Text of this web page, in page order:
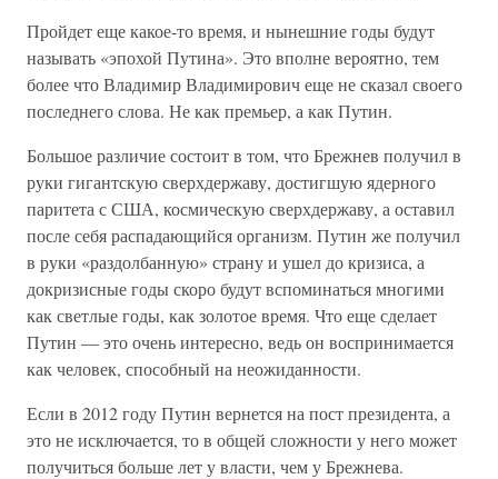
Пройдет еще какое-то время, и нынешние годы будут
называть «эпохой Путина». Это вполне вероятно, тем
более что Владимир Владимирович еще не сказал своего
последнего слова. Не как премьер, а как Путин.
Большое различие состоит в том, что Брежнев получил в
руки гигантскую сверхдержаву, достигшую ядерного
паритета с США, космическую сверхдержаву, а оставил
после себя распадающийся организм. Путин же получил
в руки «раздолбанную» страну и ушел до кризиса, а
докризисные годы скоро будут вспоминаться многими
как светлые годы, как золотое время. Что еще сделает
Путин — это очень интересно, ведь он воспринимается
как человек, способный на неожиданности.
Если в 2012 году Путин вернется на пост президента, а
это не исключается, то в общей сложности у него может
получиться больше лет у власти, чем у Брежнева.